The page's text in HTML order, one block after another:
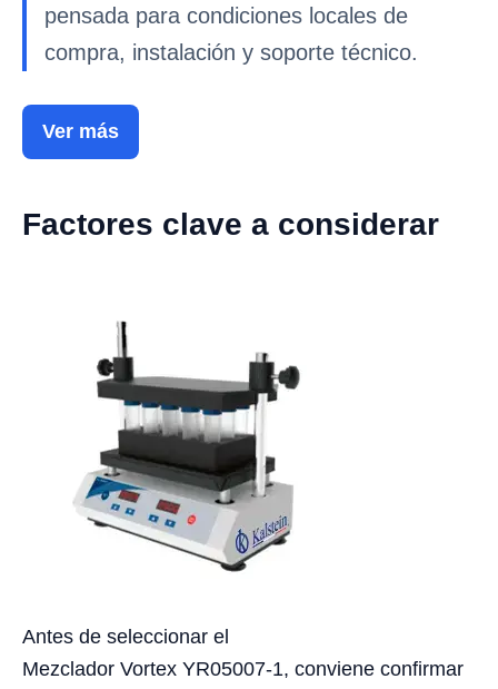
pensada para condiciones locales de
compra, instalación y soporte técnico.
Ver más
Factores clave a considerar
Antes de seleccionar el
Mezclador Vortex YR05007-1, conviene confirmar